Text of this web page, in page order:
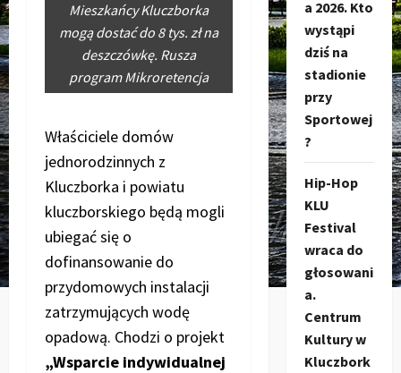
Mieszkańcy Kluczborka
mogą dostać do 8 tys. zł na
deszczówkę. Rusza
program Mikroretencja
Właściciele domów
jednorodzinnych z
Kluczborka i powiatu
kluczborskiego będą mogli
ubiegać się o
dofinansowanie do
przydomowych instalacji
zatrzymujących wodę
opadową. Chodzi o projekt
„Wsparcie indywidualnej
a 2026. Kto
wystąpi
dziś na
stadionie
przy
Sportowej
?
Hip-Hop
KLU
Festival
wraca do
głosowani
a.
Centrum
Kultury w
Kluczbork